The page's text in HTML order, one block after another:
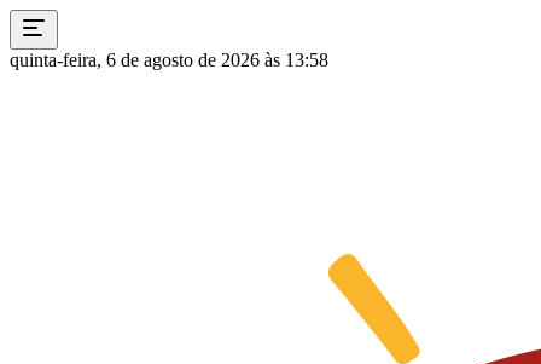
quinta-feira, 6 de agosto de 2026 às 13:58